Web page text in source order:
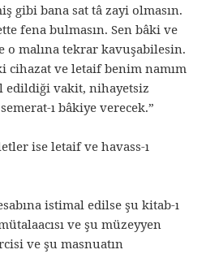
gibi bana sat tâ zayi olmasın.
fena bulmasın. Sen bâki ve
o malına tekrar kavuşabilesin.
cihazat ve letaif benim namım
edildiği vakit, nihayetsiz
ı bâkiye verecek.”
ise letaif ve havass-ı
istimal edilse şu kitab-ı
ve şu müzeyyen
ve şu masnuatın